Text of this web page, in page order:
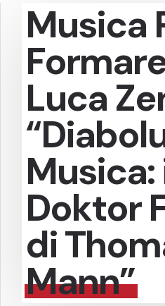
Musica
Luca
Musica:
Doktor
di
Mann”